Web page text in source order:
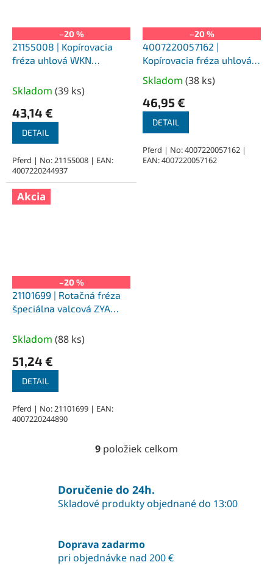
–20 %
21155008 | Kopírovacia
fréza uhlová WKN
- 6 mm, 7 mm bez
ozubenia, uhol 4°
Skladom (39 ks)
43,14 €
DETAIL
Pferd | No: 21155008 | EAN:
4007220244937
–20 %
4007220057162 |
Kopírovacia fréza uhlová
WKN 10,0 x 30 - 6 mm, 4
mm bez ozubenia, uhol 2°
Priemerné
hodnotenie
produktu
5,0
z
5
Skladom (38 ks)
46,95 €
DETAIL
Pferd | No: 4007220057162 |
EAN: 4007220057162
Akcia
–20 %
21101699 | Rotačná fréza
špeciálna valcová ZYA
mm, 7 mm bez ozubenia
Skladom (88 ks)
51,24 €
DETAIL
Pferd | No: 21101699 | EAN:
4007220244890
O
á
d
a
e
p
9 položiek celkom
Doručenie do 24h.
Skladové produkty objednané do 13:00
Doprava zadarmo
pri objednávke nad 200 €